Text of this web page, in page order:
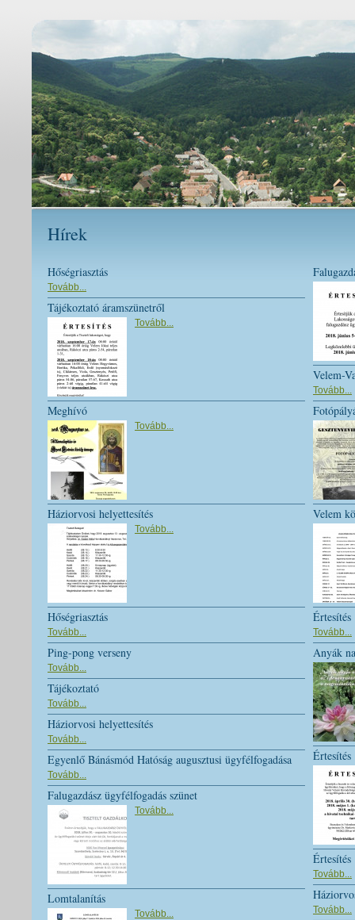
Hírek
Hőségriasztás
Tovább...
Tájékoztató áramszünetről
Tovább...
Meghívó
Tovább...
Háziorvosi helyettesítés
Tovább...
Hőségriasztás
Tovább...
Ping-pong verseny
Tovább...
Tájékoztató
Tovább...
Háziorvosi helyettesítés
Tovább...
Egyenlő Bánásmód Hatóság augusztusi ügyfélfogadása
Tovább...
Falugazdász ügyfélfogadás szünet
Tovább...
Lomtalanítás
Tovább...
Velem-
Tovább...
Velem
Értesítés
Tovább...
Anyák
Értesítés
Értesítés
Tovább...
Tovább...